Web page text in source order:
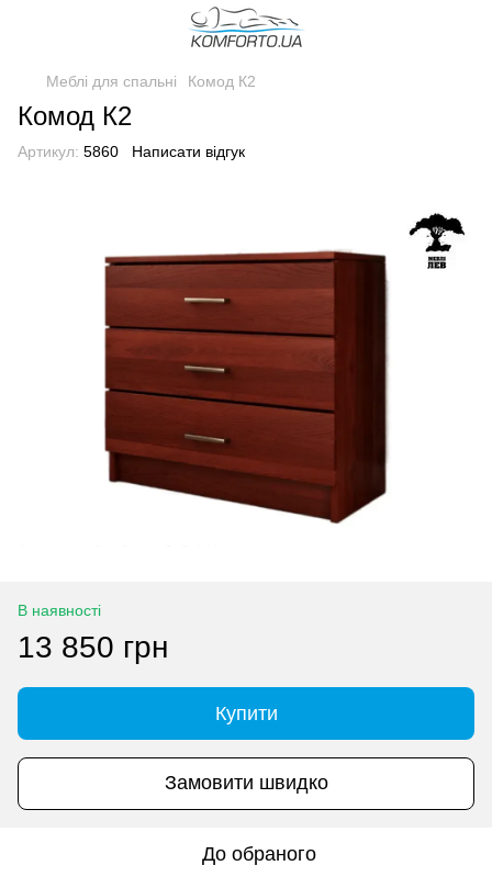
Меблі для спальні Комод К2
Комод К2
Артикул: 5860 Написати відгук
В наявності
13 850 грн
Купити
Замовити швидко
До обраного